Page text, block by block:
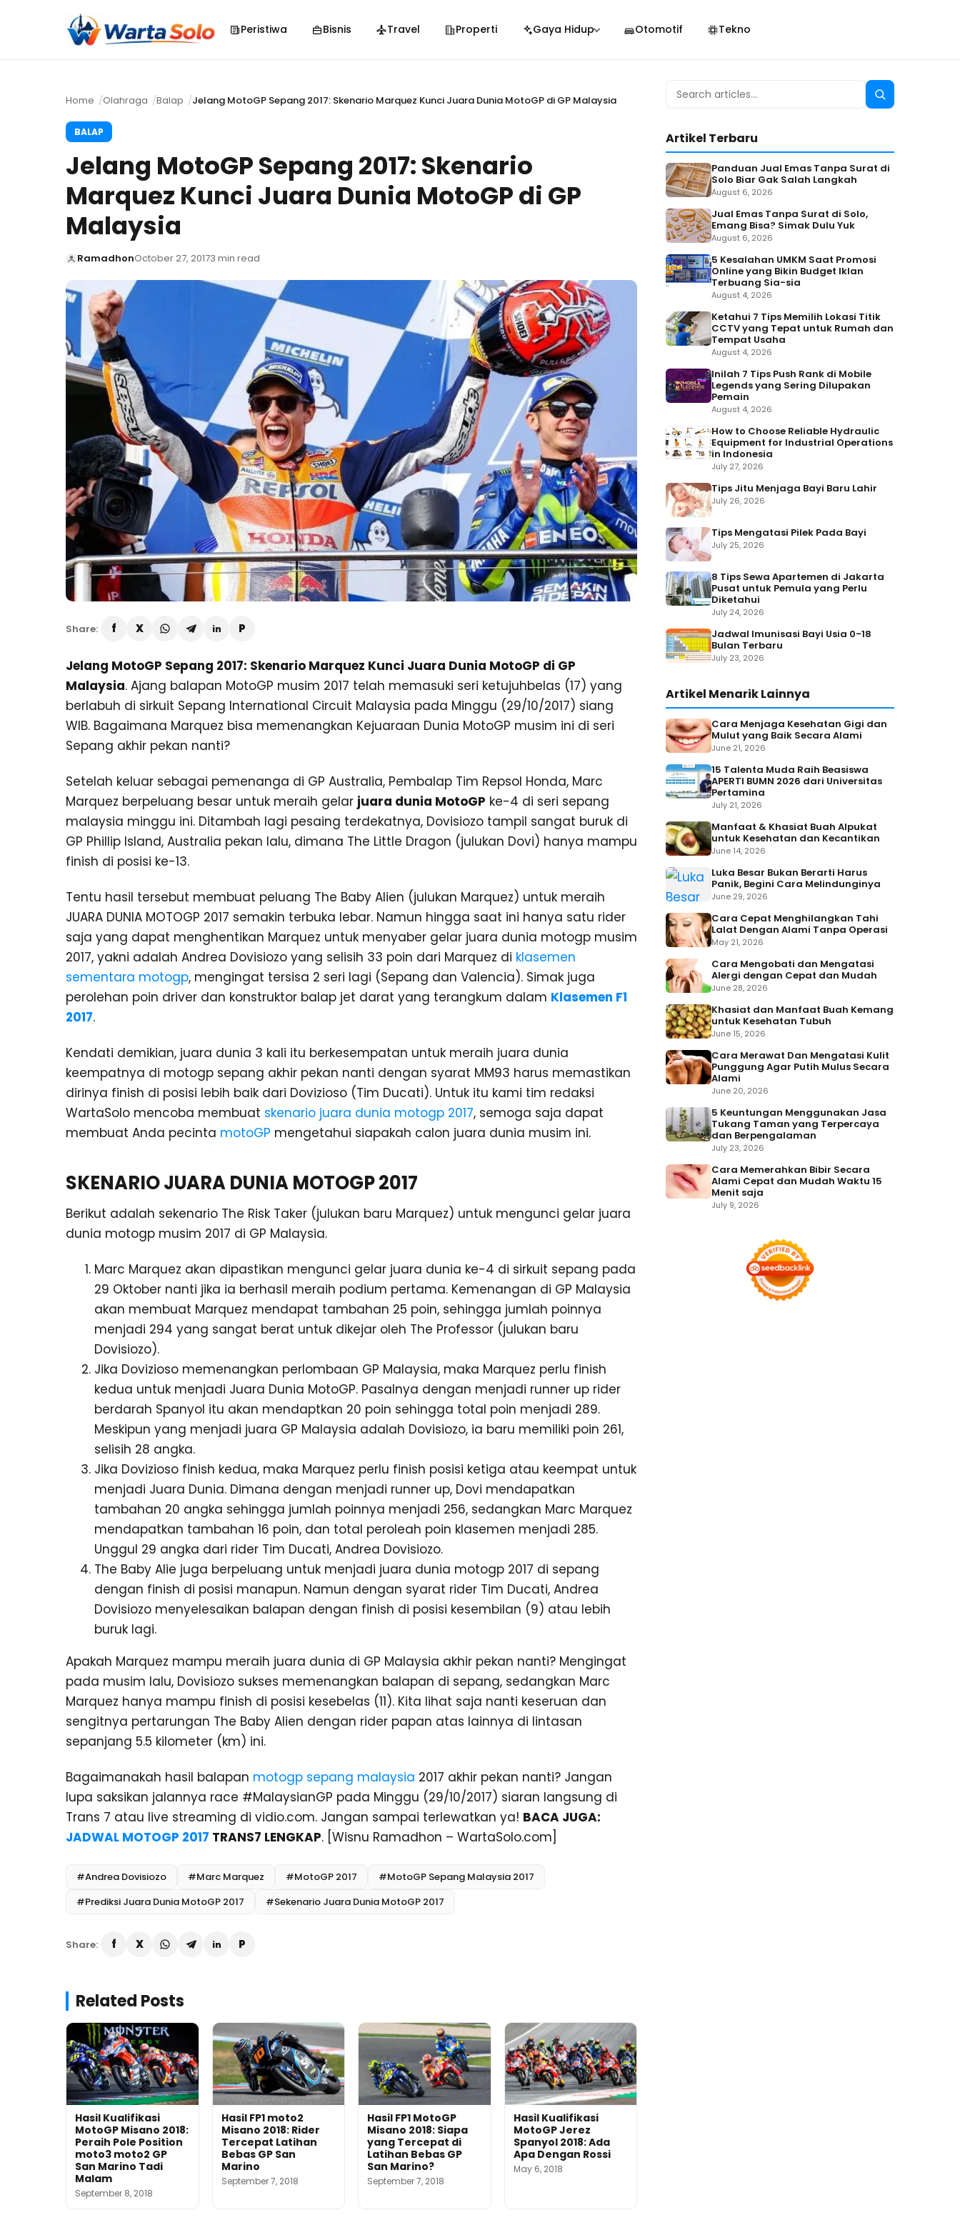
Peristiwa Bisnis Travel Properti Gaya Hidup Otomotif Tekno
Home Olahraga Balap Jelang MotoGP Sepang 2017: Skenario Marquez Kunci Juara Dunia MotoGP di GP Malaysia
BALAP
Jelang MotoGP Sepang 2017: Skenario
Marquez Kunci Juara Dunia MotoGP di GP
Malaysia
RamadhonOctober 27, 20173 min read
Share:
Jelang MotoGP Sepang 2017: Skenario Marquez Kunci Juara Dunia MotoGP di GP
Malaysia. Ajang balapan MotoGP musim 2017 telah memasuki seri ketujuhbelas (17) yang
berlabuh di sirkuit Sepang International Circuit Malaysia pada Minggu (29/10/2017) siang
WIB. Bagaimana Marquez bisa memenangkan Kejuaraan Dunia MotoGP musim ini di seri
Sepang akhir pekan nanti?
Setelah keluar sebagai pemenanga di GP Australia, Pembalap Tim Repsol Honda, Marc
Marquez berpeluang besar untuk meraih gelar juara dunia MotoGP ke-4 di seri sepang
malaysia minggu ini. Ditambah lagi pesaing terdekatnya, Dovisiozo tampil sangat buruk di
GP Phillip Island, Australia pekan lalu, dimana The Little Dragon (julukan Dovi) hanya mampu
finish di posisi ke-13.
Tentu hasil tersebut membuat peluang The Baby Alien (julukan Marquez) untuk meraih
JUARA DUNIA MOTOGP 2017 semakin terbuka lebar. Namun hingga saat ini hanya satu rider
saja yang dapat menghentikan Marquez untuk menyaber gelar juara dunia motogp musim
2017, yakni adalah Andrea Dovisiozo yang selisih 33 poin dari Marquez di klasemen
sementara motogp, mengingat tersisa 2 seri lagi (Sepang dan Valencia). Simak juga
perolehan poin driver dan konstruktor balap jet darat yang terangkum dalam Klasemen F1
2017.
Kendati demikian, juara dunia 3 kali itu berkesempatan untuk meraih juara dunia
keempatnya di motogp sepang akhir pekan nanti dengan syarat MM93 harus memastikan
dirinya finish di posisi lebih baik dari Dovizioso (Tim Ducati). Untuk itu kami tim redaksi
WartaSolo mencoba membuat skenario juara dunia motogp 2017, semoga saja dapat
membuat Anda pecinta motoGP mengetahui siapakah calon juara dunia musim ini.
SKENARIO JUARA DUNIA MOTOGP 2017
Berikut adalah sekenario The Risk Taker (julukan baru Marquez) untuk mengunci gelar juara
dunia motogp musim 2017 di GP Malaysia.
Marc Marquez akan dipastikan mengunci gelar juara dunia ke-4 di sirkuit sepang pada
29 Oktober nanti jika ia berhasil meraih podium pertama. Kemenangan di GP Malaysia
akan membuat Marquez mendapat tambahan 25 poin, sehingga jumlah poinnya
menjadi 294 yang sangat berat untuk dikejar oleh The Professor (julukan baru
Dovisiozo).
Jika Dovizioso memenangkan perlombaan GP Malaysia, maka Marquez perlu finish
kedua untuk menjadi Juara Dunia MotoGP. Pasalnya dengan menjadi runner up rider
berdarah Spanyol itu akan mendaptkan 20 poin sehingga total poin menjadi 289.
Meskipun yang menjadi juara GP Malaysia adalah Dovisiozo, ia baru memiliki poin 261,
selisih 28 angka.
Jika Dovizioso finish kedua, maka Marquez perlu finish posisi ketiga atau keempat untuk
menjadi Juara Dunia. Dimana dengan menjadi runner up, Dovi mendapatkan
tambahan 20 angka sehingga jumlah poinnya menjadi 256, sedangkan Marc Marquez
mendapatkan tambahan 16 poin, dan total peroleah poin klasemen menjadi 285.
Unggul 29 angka dari rider Tim Ducati, Andrea Dovisiozo.
The Baby Alie juga berpeluang untuk menjadi juara dunia motogp 2017 di sepang
dengan finish di posisi manapun. Namun dengan syarat rider Tim Ducati, Andrea
Dovisiozo menyelesaikan balapan dengan finish di posisi kesembilan (9) atau lebih
buruk lagi.
Apakah Marquez mampu meraih juara dunia di GP Malaysia akhir pekan nanti? Mengingat
pada musim lalu, Dovisiozo sukses memenangkan balapan di sepang, sedangkan Marc
Marquez hanya mampu finish di posisi kesebelas (11). Kita lihat saja nanti keseruan dan
sengitnya pertarungan The Baby Alien dengan rider papan atas lainnya di lintasan
sepanjang 5.5 kilometer (km) ini.
Bagaimanakah hasil balapan motogp sepang malaysia 2017 akhir pekan nanti? Jangan
lupa saksikan jalannya race #MalaysianGP pada Minggu (29/10/2017) siaran langsung di
Trans 7 atau live streaming di vidio.com. Jangan sampai terlewatkan ya! BACA JUGA:
JADWAL MOTOGP 2017 TRANS7 LENGKAP. [Wisnu Ramadhon – WartaSolo.com]
#Andrea Dovisiozo #Marc Marquez #MotoGP 2017
#MotoGP Sepang Malaysia 2017
#Prediksi Juara Dunia MotoGP 2017
#Sekenario Juara Dunia MotoGP 2017
Share:
Related Posts
Hasil Kualifikasi
MotoGP Misano 2018:
Peraih Pole Position
moto3 moto2 GP
San Marino Tadi
Malam
September 8, 2018
Hasil FP1 moto2
Misano 2018: Rider
Tercepat Latihan
Bebas GP San
Marino
September 7, 2018
Hasil FP1 MotoGP
Misano 2018: Siapa
yang Tercepat di
Latihan Bebas GP
San Marino?
September 7, 2018
Hasil Kualifikasi
MotoGP Jerez
Spanyol 2018: Ada
Apa Dengan Rossi
May 6, 2018
Search
Search
Artikel Terbaru
Panduan Jual Emas Tanpa Surat di
Solo Biar Gak Salah Langkah
August 6, 2026
Jual Emas Tanpa Surat di Solo,
Emang Bisa? Simak Dulu Yuk
August 6, 2026
5 Kesalahan UMKM Saat Promosi
Online yang Bikin Budget Iklan
Terbuang Sia-sia
August 4, 2026
Ketahui 7 Tips Memilih Lokasi Titik
CCTV yang Tepat untuk Rumah dan
Tempat Usaha
August 4, 2026
Inilah 7 Tips Push Rank di Mobile
Legends yang Sering Dilupakan
Pemain
August 4, 2026
How to Choose Reliable Hydraulic
Equipment for Industrial Operations
in Indonesia
July 27, 2026
Tips Jitu Menjaga Bayi Baru Lahir
July 26, 2026
Tips Mengatasi Pilek Pada Bayi
July 25, 2026
8 Tips Sewa Apartemen di Jakarta
Pusat untuk Pemula yang Perlu
Diketahui
July 24, 2026
Jadwal Imunisasi Bayi Usia 0-18
Bulan Terbaru
July 23, 2026
Artikel Menarik Lainnya
Cara Menjaga Kesehatan Gigi dan
Mulut yang Baik Secara Alami
June 21, 2026
15 Talenta Muda Raih Beasiswa
APERTI BUMN 2026 dari Universitas
Pertamina
July 21, 2026
Manfaat & Khasiat Buah Alpukat
untuk Kesehatan dan Kecantikan
June 14, 2026
Luka Besar Bukan Berarti Harus
Panik, Begini Cara Melindunginya
June 29, 2026
Cara Cepat Menghilangkan Tahi
Lalat Dengan Alami Tanpa Operasi
May 21, 2026
Cara Mengobati dan Mengatasi
Alergi dengan Cepat dan Mudah
June 28, 2026
Khasiat dan Manfaat Buah Kemang
untuk Kesehatan Tubuh
June 15, 2026
Cara Merawat Dan Mengatasi Kulit
Punggung Agar Putih Mulus Secara
Alami
June 20, 2026
5 Keuntungan Menggunakan Jasa
Tukang Taman yang Terpercaya
dan Berpengalaman
July 23, 2026
Cara Memerahkan Bibir Secara
Alami Cepat dan Mudah Waktu 15
Menit saja
July 9, 2026